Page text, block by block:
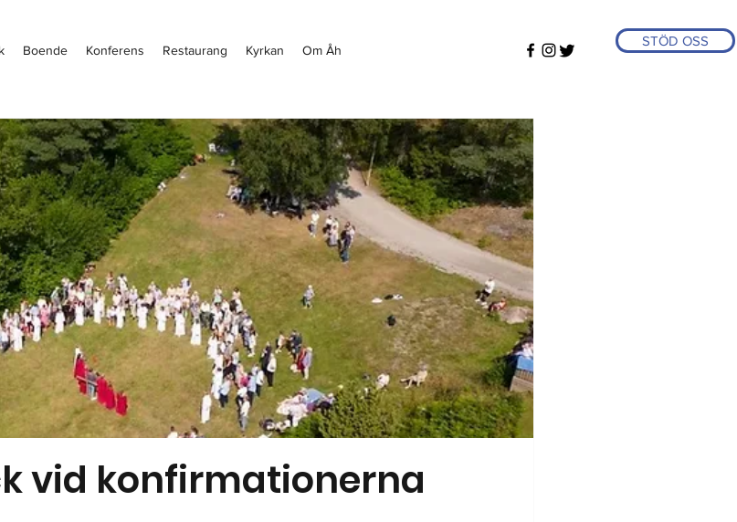
STÖD OSS
Boende Konferens Restaurang Kyrkan Om Åh
vid konfirmationerna